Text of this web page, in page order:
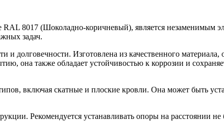
8017 (Шоколадно-коричневый), является незаменимым
задач.
долговечности. Изготовлена из качественного
она также обладает устойчивостью к коррозии и
включая скатные и плоские кровли. Она может быть
Рекомендуется устанавливать опоры на расстоянии не